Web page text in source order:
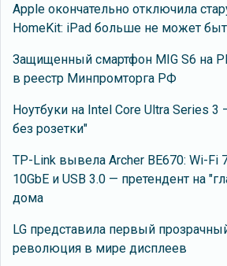
Apple окончательно отключила
HomeKit: iPad больше не может
Защищенный смартфон MIG S6 на
в реестр Минпромторга РФ
Ноутбуки на Intel Core Ultra Series
без розетки"
TP-Link вывела Archer BE670: Wi-Fi
10GbE и USB 3.0 — претендент на
дома
LG представила первый
революция в мире дисплеев